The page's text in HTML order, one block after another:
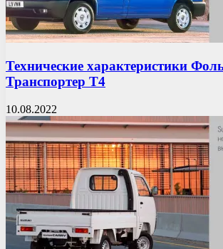
Технические характеристики
Транспортер Т4
10.08.2022